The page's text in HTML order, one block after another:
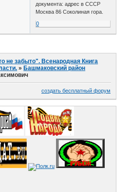
документа: адрес в СССР
Москва 86 Соколиная гора.
0
не забыто". Всенародная Книга
» Башмаковский район
создать бесплатный форум